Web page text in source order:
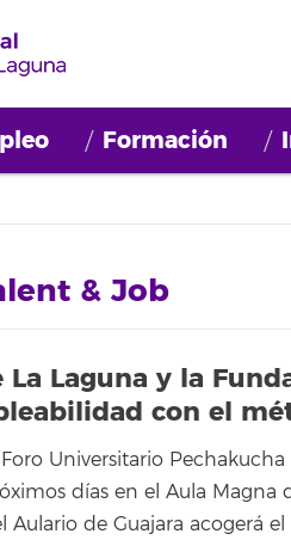
Formación
& Job
Laguna y la
con el
Universitario
días en el Aula Magna
Aulario de Guajara acogerá